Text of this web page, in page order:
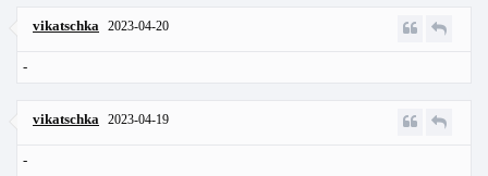
vikatschka 2023-04-20
-
vikatschka 2023-04-19
-